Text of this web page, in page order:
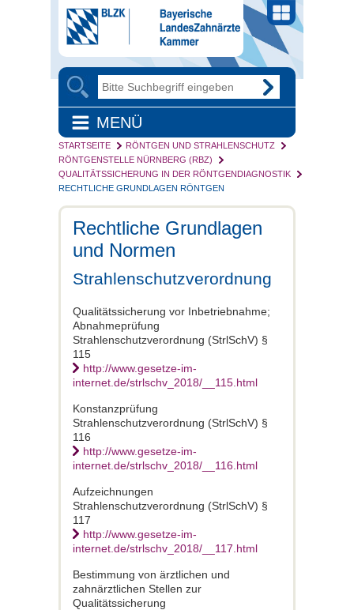
MENÜ
STARTSEITE
RÖNTGEN UND STRAHLENSCHUTZ
RÖNTGENSTELLE NÜRNBERG (RBZ)
QUALITÄTSSICHERUNG IN DER RÖNTGENDIAGNOSTIK
RECHTLICHE GRUNDLAGEN RÖNTGEN
Rechtliche Grundlagen
und Normen
Strahlenschutzverordnung
Qualitätssicherung vor Inbetriebnahme;
Abnahmeprüfung
Strahlenschutzverordnung (StrlSchV) §
115
http://www.gesetze-im-
internet.de/strlschv_2018/__115.html
Konstanzprüfung
Strahlenschutzverordnung (StrlSchV) §
116
http://www.gesetze-im-
internet.de/strlschv_2018/__116.html
Aufzeichnungen
Strahlenschutzverordnung (StrlSchV) §
117
http://www.gesetze-im-
internet.de/strlschv_2018/__117.html
Bestimmung von ärztlichen und
zahnärztlichen Stellen zur
Qualitätssicherung